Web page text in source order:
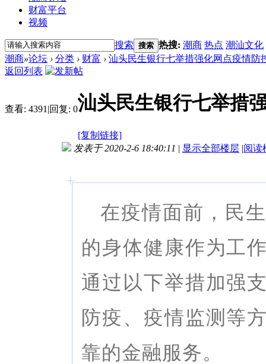
财富平台
视频
搜索 搜索 热搜: 潮商 热点 潮汕文化
潮商»论坛 › 分类 › 财富 › 汕头民生银行七举措强化网点疫情防
返回列表
查看: 4391 |回复: 0汕头民生银行七举措
[复制链接]
发表于 2020-2-6 18:40:11 | 显示全部楼层 |阅读
在疫情面前，民
的身体健康作为工
通过以下举措加强
防疫、疫情监测等
靠的金融服务。